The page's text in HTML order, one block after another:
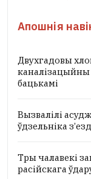
Апошнія
Двухгадовы
бацькамі
Вызвалілі
ўдзельніка
Тры чалавекі
расійскага